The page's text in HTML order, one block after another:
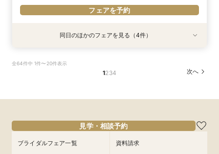
フェアを予約
特典あり
9/2
ごと相談*特典付
フェアを予約
特典あり
9/2
ディング体感×試食
フェアを予約
特典あり
9/2
新プラン×試食付
フェアを予約
特典あり
9/2
試食×料理演出体験
フェアを予約
同日のほかのフェアを見る（4件）
全64件中 1件〜20件表示
1234 次へ
見学・相談予約
ブライダルフェア一覧 資料請求